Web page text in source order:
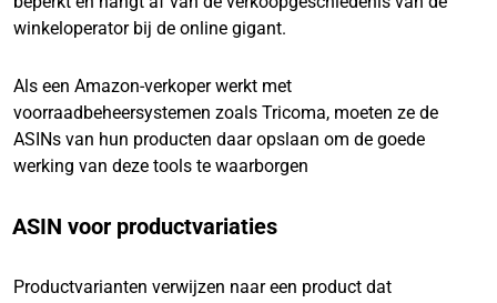
winkeloperator bij de online gigant.
Als een Amazon-verkoper werkt met
voorraadbeheersystemen zoals Tricoma, moeten ze de
ASINs van hun producten daar opslaan om de goede
werking van deze tools te waarborgen
ASIN voor productvariaties
Productvarianten verwijzen naar een product dat